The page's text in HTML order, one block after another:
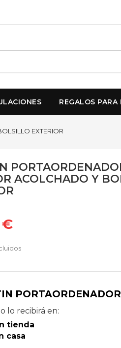
REGALOS PARA
EXTERIOR
ACOLCHADO Y
€
lo recibirá en:
tienda
casa